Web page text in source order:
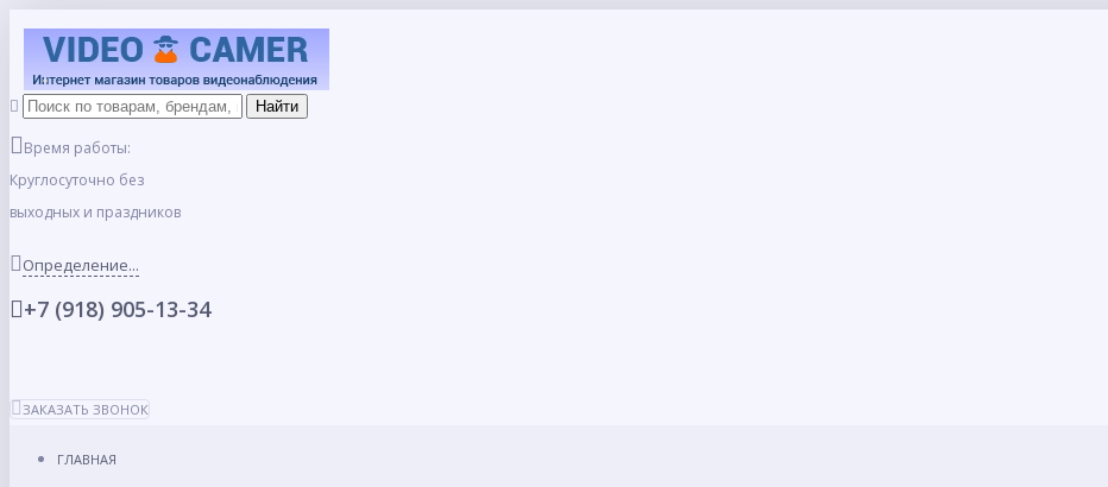
Время работы:
Круглосуточно без
выходных и праздников
Определение...
+7 (918) 905-13-34
ЗАКАЗАТЬ ЗВОНОК
ГЛАВНАЯ